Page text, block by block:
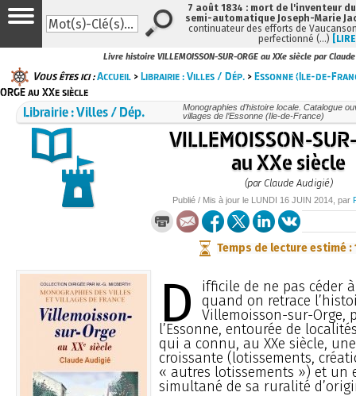
Livre histoire VILLEMOISSON-SUR-ORGE au XXe siècle par
Vous êtes ici :Accueil >Librairie : Villes / Dép. >Essonne (Ile-de-
ORGE au XXe siècle
Librairie : Villes / Dép.
Monographies d’histoire locale. Catalogue
villages de l’Essonne (Ile-de-France)
VILLEMOISSON-
au XXe siècle
(par Claude Audigié)
Publié / Mis à jour le LUNDI 16 JUIN 2014 , par
Temps de lecture estimé :
D
ifficile de ne pas céder
quand on retrace
Villemoisson-sur-Orge,
l’Essonne, entourée de
qui a connu, au XXe siècle,
croissante (lotissements,
« autres lotissements ») et un
simultané de sa ruralité
7 août 1834 : mort de l'inventeur
semi-automatique Joseph-Marie
continuateur des efforts de
perfectionné (…)